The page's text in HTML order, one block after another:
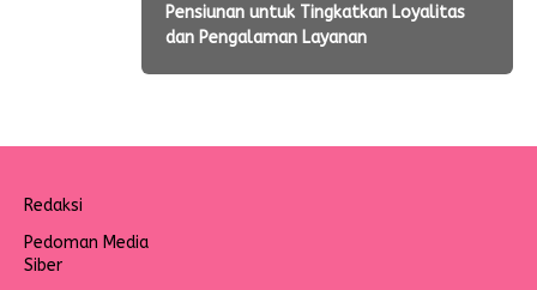
Pensiunan untuk Tingkatkan Loyalitas
dan Pengalaman Layanan
Redaksi
Pedoman Media
Siber